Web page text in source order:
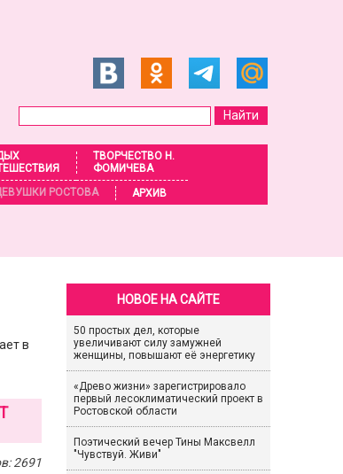
ТВОРЧЕСТВО Н.
ФОМИЧЕВА
РОСТОВА АРХИВ
в
2691
НОВОЕ НА САЙТЕ
50 простых дел, которые
увеличивают силу замужней
женщины, повышают её энергетику
«Древо жизни» зарегистрировало
первый лесоклиматический проект в
Ростовской области
Поэтический вечер Тины Максвелл
"Чувствуй. Живи"